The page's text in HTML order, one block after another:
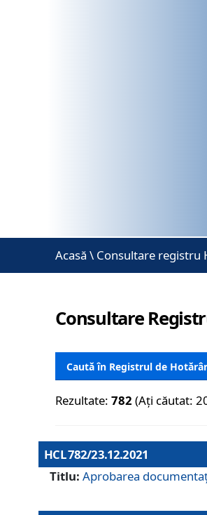
Acasă \ Consultare registru
Consultare
Caută în Registrul de
Rezultate:782 (Ați căutat:
HCL 782/23.12.2021
Titlu: Aprobarea